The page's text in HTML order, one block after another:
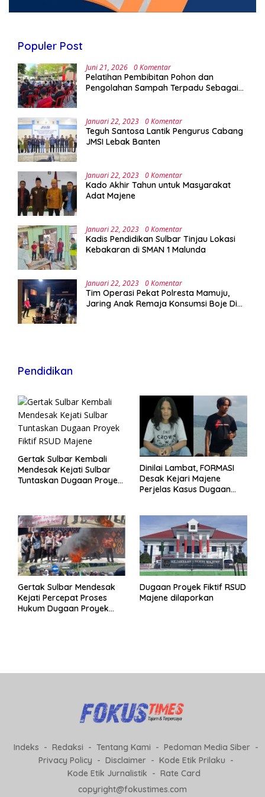
Populer Post
Juni 21, 2026 0 Komentar
Pelatihan Pembibitan Pohon dan
Pengolahan Sampah Terpadu Sebagai
Januari 22, 2023 0 Komentar
Teguh Santosa Lantik Pengurus Cabang
JMSI Lebak Banten
Januari 22, 2023 0 Komentar
Kado Akhir Tahun untuk Masyarakat
Adat Majene
Januari 22, 2023 0 Komentar
Kadis Pendidikan Sulbar Tinjau Lokasi
Kebakaran di SMAN 1 Malunda
Januari 22, 2023 0 Komentar
Tim Operasi Pekat Polresta Mamuju,
Jaring Anak Remaja Konsumsi Boje Di
Pendidikan
Gertak Sulbar Kembali
Mendesak Kejati Sulbar
Tuntaskan Dugaan Proyek
Dinilai Lambat, FORMASI
Desak Kejari Majene
Perjelas Kasus Dugaan
Gertak Sulbar Mendesak
Kejati Percepat Proses
Hukum Dugaan Proyek
Dugaan Proyek Fiktif RSUD
Majene dilaporkan
Indeks Redaksi Tentang Kami
Pedoman Media Siber
Privacy Policy
Disclaimer
Kode Etik Prilaku
Kode Etik Jurnalistik
Rate Card
copyright@fokustimes.com